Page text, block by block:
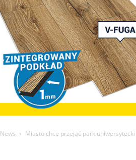
News Miasto chce przejąć park